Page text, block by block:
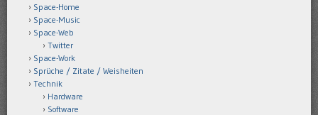
Space-Home
Space-Music
Space-Web
Twitter
Space-Work
Sprüche / Zitate / Weisheiten
Technik
Hardware
Software